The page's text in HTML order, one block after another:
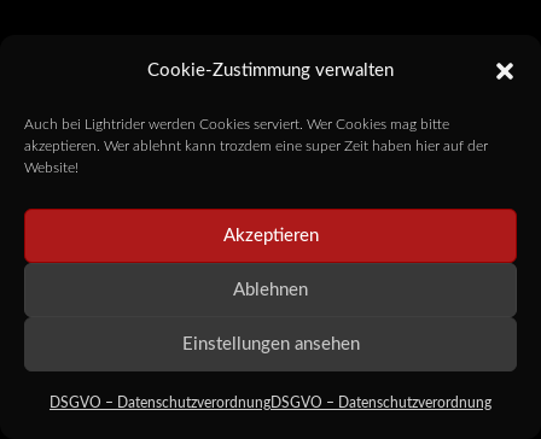
Cookie-Zustimmung verwalten
Auch bei Lightrider werden Cookies serviert. Wer Cookies mag bitte
akzeptieren. Wer ablehnt kann trozdem eine super Zeit haben hier auf der
Website!
Akzeptieren
Ablehnen
Einstellungen ansehen
DSGVO – Datenschutzverordnung DSGVO – Datenschutzverordnung